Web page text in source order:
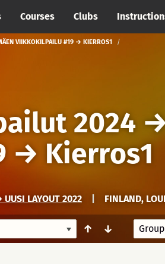
Courses Clubs
VIIKKOKILPAILU #19 → KIERROS1
2024
→ Kierros1
UUSI LAYOUT 2022 FINLAND,
↑ ↓